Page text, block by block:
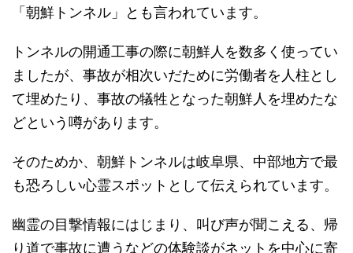
「朝鮮トンネル」とも言われています。
トンネルの開通工事の際に朝鮮人を数多く使ってい
ましたが、事故が相次いだために労働者を人柱とし
て埋めたり、事故の犠牲となった朝鮮人を埋めたな
どという噂があります。
そのためか、朝鮮トンネルは岐阜県、中部地方で最
も恐ろしい心霊スポットとして伝えられています。
幽霊の目撃情報にはじまり、叫び声が聞こえる、帰
り道で事故に遭うなどの体験談がネットを中心に寄